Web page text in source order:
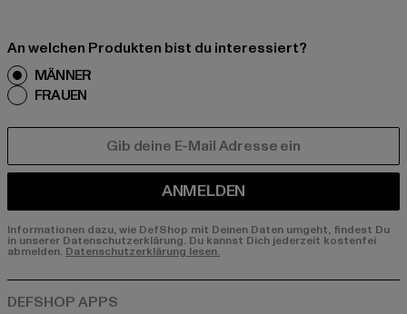
An welchen Produkten bist du interessiert?
MÄNNER
FRAUEN
ANMELDEN
Informationen dazu, wie DefShop mit Deinen Daten umgeht, findest Du
in unserer Datenschutzerklärung. Du kannst Dich jederzeit kostenfei
abmelden. Datenschutzerklärung lesen.